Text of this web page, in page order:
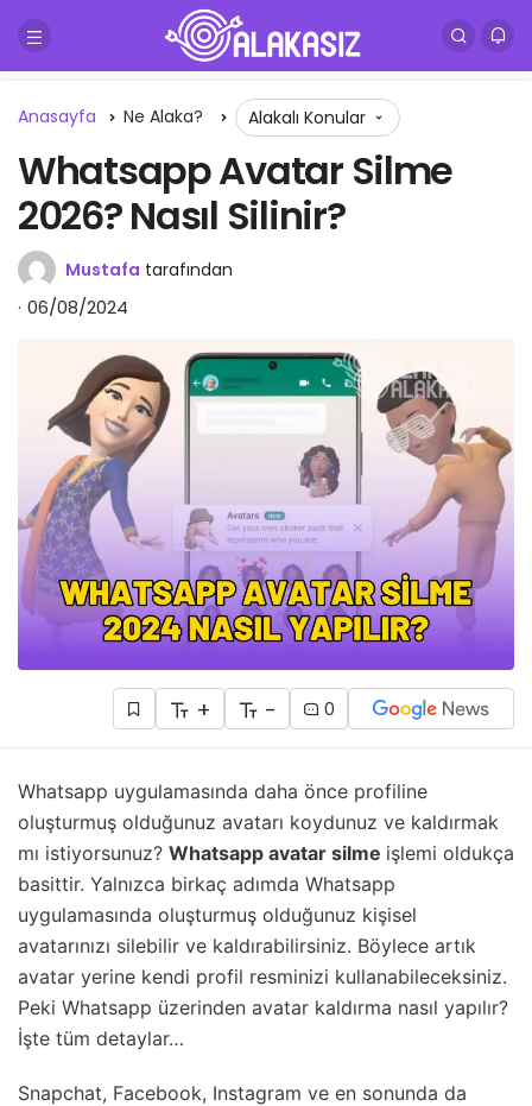
Anasayfa Ne Alaka? Alakalı Konular
Whatsapp Avatar Silme
2026? Nasıl Silinir?
Mustafa tarafından
06/08/2024
+ - 0
Whatsapp uygulamasında daha önce profiline
oluşturmuş olduğunuz avatarı koydunuz ve kaldırmak
mı istiyorsunuz? Whatsapp avatar silme işlemi oldukça
basittir. Yalnızca birkaç adımda Whatsapp
uygulamasında oluşturmuş olduğunuz kişisel
avatarınızı silebilir ve kaldırabilirsiniz. Böylece artık
avatar yerine kendi profil resminizi kullanabileceksiniz.
Peki Whatsapp üzerinden avatar kaldırma nasıl yapılır?
İşte tüm detaylar…
Snapchat, Facebook, Instagram ve en sonunda da